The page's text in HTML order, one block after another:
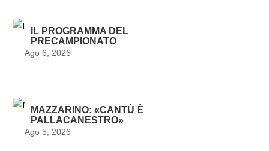
IL PROGRAMMA DEL
PRECAMPIONATO
Ago 6, 2026
MAZZARINO: «CANTÙ È
PALLACANESTRO»
Ago 5, 2026